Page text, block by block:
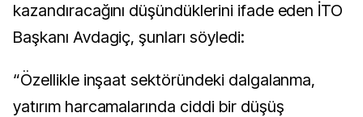
kazandıracağını düşündüklerini ifade eden İTO
Başkanı Avdagiç, şunları söyledi:
“Özellikle inşaat sektöründeki dalgalanma,
yatırım harcamalarında ciddi bir düşüş